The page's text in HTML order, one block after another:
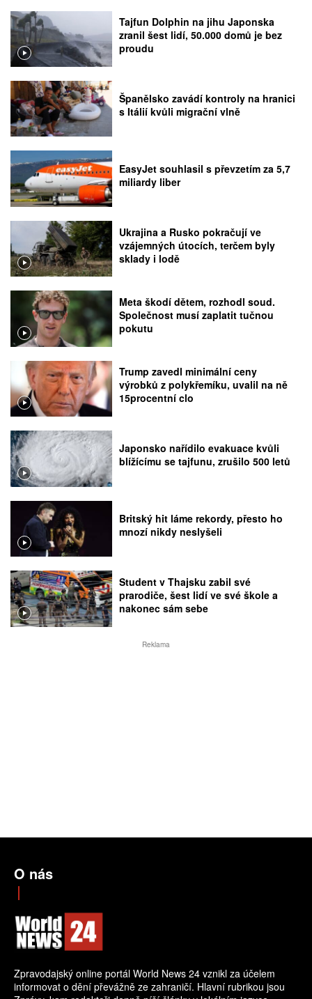
Tajfun Dolphin na jihu Japonska
zranil šest lidí, 50.000 domů je bez
proudu
Španělsko zavádí kontroly na hranici
s Itálií kvůli migrační vlně
EasyJet souhlasil s převzetím za 5,7
miliardy liber
Ukrajina a Rusko pokračují ve
vzájemných útocích, terčem byly
sklady i lodě
Meta škodí dětem, rozhodl soud.
Společnost musí zaplatit tučnou
pokutu
Trump zavedl minimální ceny
výrobků z polykřemíku, uvalil na ně
15procentní clo
Japonsko nařídilo evakuace kvůli
blížícímu se tajfunu, zrušilo 500 letů
Britský hit láme rekordy, přesto ho
mnozí nikdy neslyšeli
Student v Thajsku zabil své
prarodiče, šest lidí ve své škole a
nakonec sám sebe
Reklama
O nás
Zpravodajský online portál World News 24 vznikl za účelem
informovat o dění převážně ze zahraničí. Hlavní rubrikou jsou